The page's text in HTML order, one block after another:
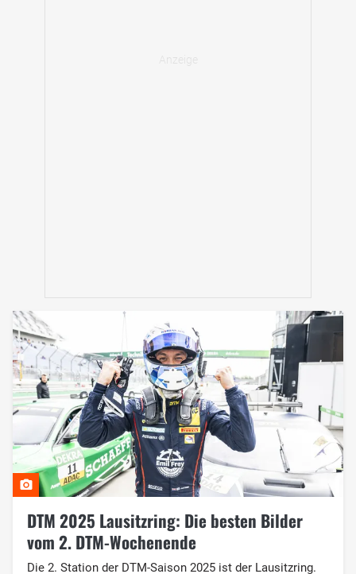
DTM 2025 Lausitzring: Die besten Bilder
vom 2. DTM-Wochenende
Die 2. Station der DTM-Saison 2025 ist der Lausitzring.